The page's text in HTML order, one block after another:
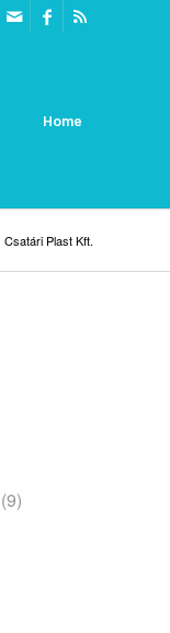
Home
Csatári Plast Kft.
(9)